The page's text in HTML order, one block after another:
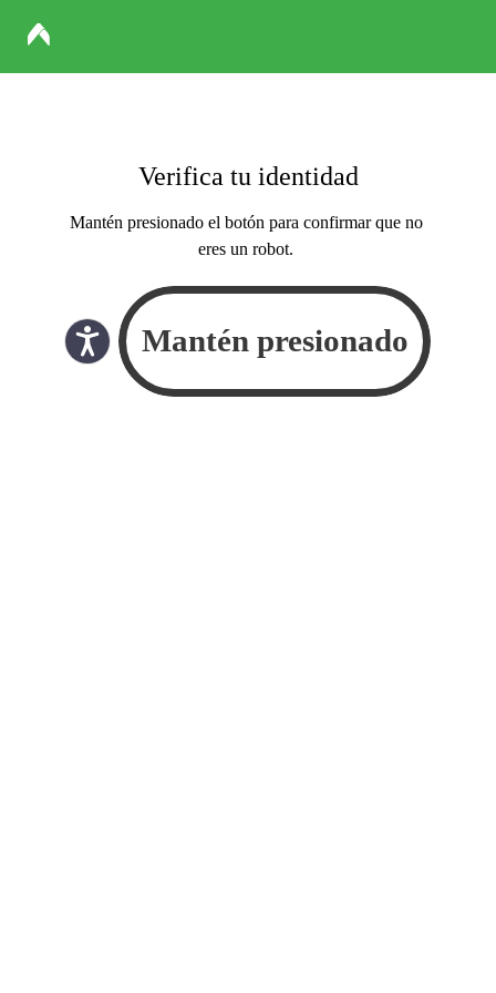
Verifica tu identidad
Mantén presionado el botón para confirmar que no
eres un robot.